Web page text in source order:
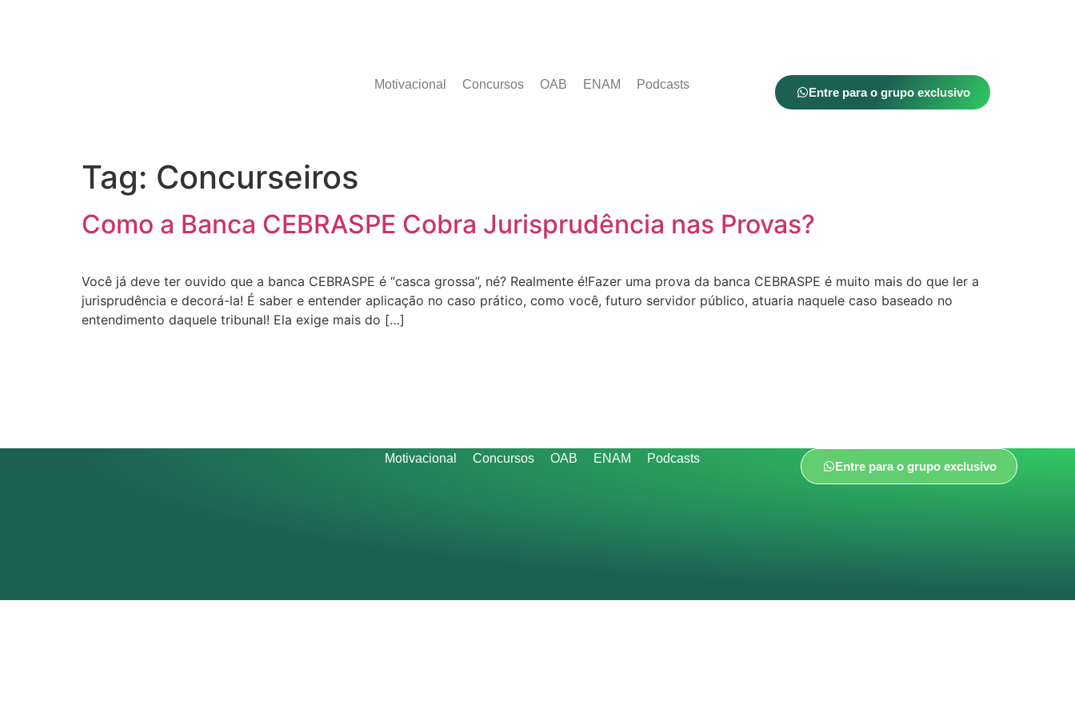
Motivacional Concursos OAB ENAM Podcasts
Entre para o grupo exclusivo
Tag: Concurseiros
Como a Banca CEBRASPE Cobra Jurisprudência nas Provas?
Você já deve ter ouvido que a banca CEBRASPE é “casca grossa”, né? Realmente é!Fazer uma prova da banca CEBRASPE é muito mais do que ler a
jurisprudência e decorá-la! É saber e entender aplicação no caso prático, como você, futuro servidor público, atuaria naquele caso baseado no
entendimento daquele tribunal! Ela exige mais do […]
Motivacional Concursos OAB ENAM Podcasts
Entre para o grupo exclusivo